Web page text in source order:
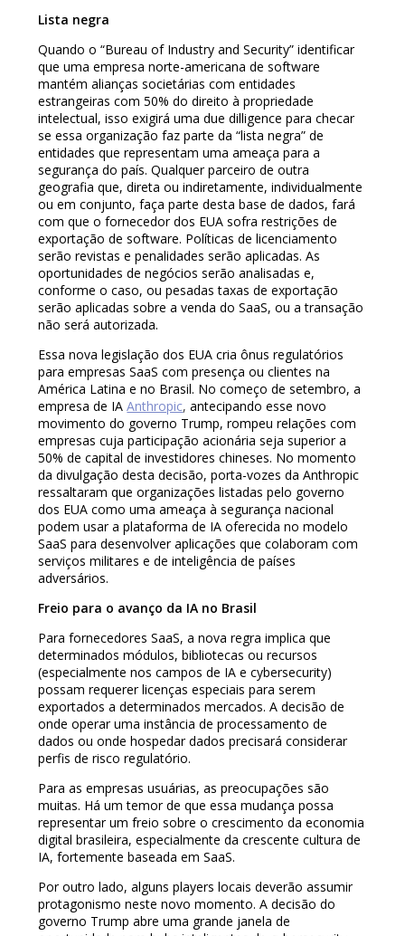
Lista negra
Quando o “Bureau of Industry and Security” identificar
que uma empresa norte-americana de software
mantém alianças societárias com entidades
estrangeiras com 50% do direito à propriedade
intelectual, isso exigirá uma due dilligence para checar
se essa organização faz parte da “lista negra” de
entidades que representam uma ameaça para a
segurança do país. Qualquer parceiro de outra
geografia que, direta ou indiretamente, individualmente
ou em conjunto, faça parte desta base de dados, fará
com que o fornecedor dos EUA sofra restrições de
exportação de software. Políticas de licenciamento
serão revistas e penalidades serão aplicadas. As
oportunidades de negócios serão analisadas e,
conforme o caso, ou pesadas taxas de exportação
serão aplicadas sobre a venda do SaaS, ou a transação
não será autorizada.
Essa nova legislação dos EUA cria ônus regulatórios
para empresas SaaS com presença ou clientes na
América Latina e no Brasil. No começo de setembro, a
empresa de IA Anthropic,antecipando esse novo
movimento do governo Trump, rompeu relações com
empresas cuja participação acionária seja superior a
50% de capital de investidores chineses. No momento
da divulgação desta decisão, porta-vozes da Anthropic
ressaltaram que organizações listadas pelo governo
dos EUA como uma ameaça à segurança nacional
podem usar a plataforma de IA oferecida no modelo
SaaS para desenvolver aplicações que colaboram com
serviços militares e de inteligência de países
adversários.
Freio para o avanço da IA no Brasil
Para fornecedores SaaS, a nova regra implica que
determinados módulos, bibliotecas ou recursos
(especialmente nos campos de IA e cybersecurity)
possam requerer licenças especiais para serem
exportados a determinados mercados. A decisão de
onde operar uma instância de processamento de
dados ou onde hospedar dados precisará considerar
perfis de risco regulatório.
Para as empresas usuárias, as preocupações são
muitas. Há um temor de que essa mudança possa
representar um freio sobre o crescimento da economia
digital brasileira, especialmente da crescente cultura de
IA, fortemente baseada em SaaS.
Por outro lado, alguns players locais deverão assumir
protagonismo neste novo momento. A decisão do
governo Trump abre uma grande janela de